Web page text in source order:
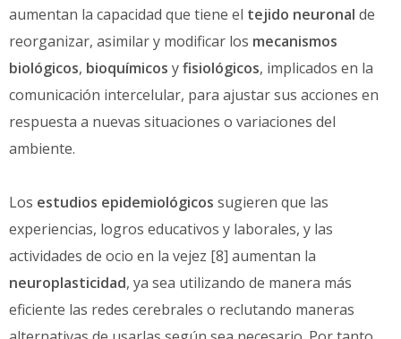
aumentan la capacidad que tiene el tejido neuronal de
reorganizar, asimilar y modificar los mecanismos
biológicos, bioquímicos yfisiológicos, implicados en la
comunicación intercelular, para ajustar sus acciones en
respuesta a nuevas situaciones o variaciones del
ambiente.
Los estudios epidemiológicos sugieren que las
experiencias, logros educativos y laborales, y las
actividades de ocio en la vejez [8] aumentan la
neuroplasticidad, ya sea utilizando de manera más
eficiente las redes cerebrales o reclutando maneras